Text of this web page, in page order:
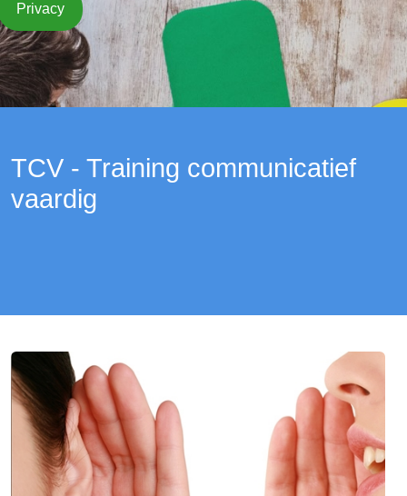
Privacy
TCV - Training communicatief
vaardig